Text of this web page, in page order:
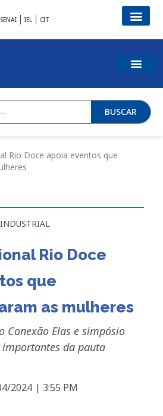
SENAI IEL CIT
BUSCAR
Rio Doce apoia eventos que
Rio Doce
que
as mulheres
Conexão Elas e simpósio
da pauta
2024 | 3:55 PM